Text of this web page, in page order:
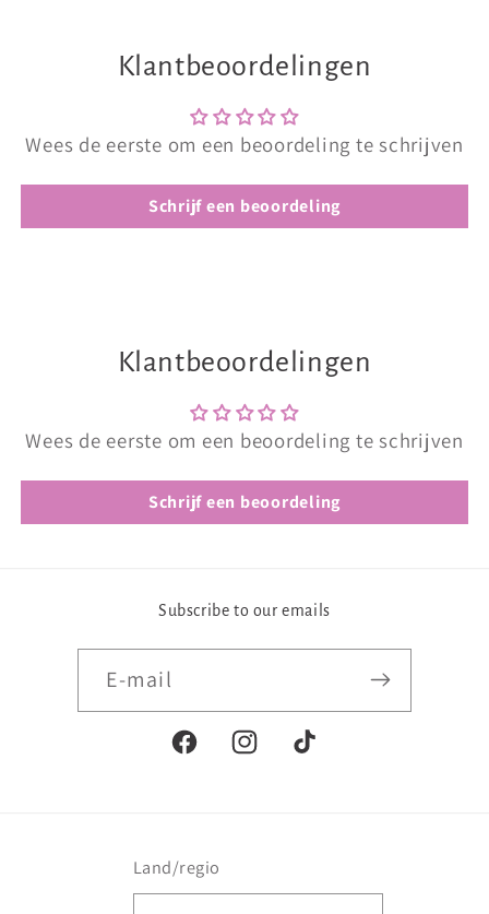
Klantbeoordelingen
Wees de eerste om een beoordeling te schrijven
Schrijf een beoordeling
Klantbeoordelingen
Wees de eerste om een beoordeling te schrijven
Schrijf een beoordeling
Subscribe to our emails
E‑mail
FacebookInstagramTikTok
Land/regio